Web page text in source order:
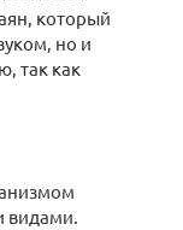
который
но и
так как
видами.